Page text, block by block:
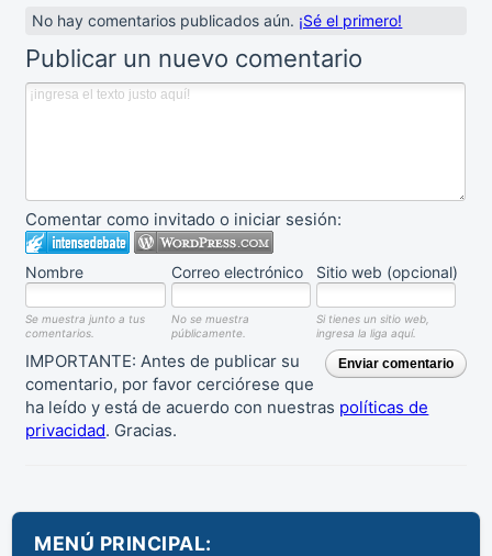
No hay comentarios publicados aún. ¡Sé el primero!
Publicar un nuevo comentario
Comentar como invitado o iniciar sesión:
Nombre Correo electrónico Sitio web (opcional)
Se muestra junto a tus
comentarios.
No se muestra
públicamente.
Si tienes un sitio web,
ingresa la liga aquí.
Enviar comentario
IMPORTANTE: Antes de publicar su
comentario, por favor cerciórese que
ha leído y está de acuerdo con nuestras políticas de
privacidad. Gracias.
MENÚ PRINCIPAL: